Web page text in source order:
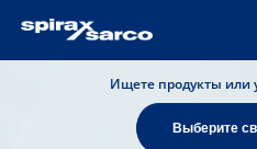
Ищете продукты или
Выберите